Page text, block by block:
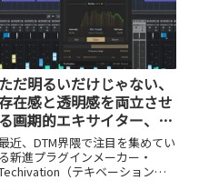
ただ明るいだけじゃない、
在感と透明感を両立させ
る画期的エキサイター、
M-Exciter誕生
近、DTM界隈で注目を集めてい
る新進プラグインメーカー・
（テキベーション）